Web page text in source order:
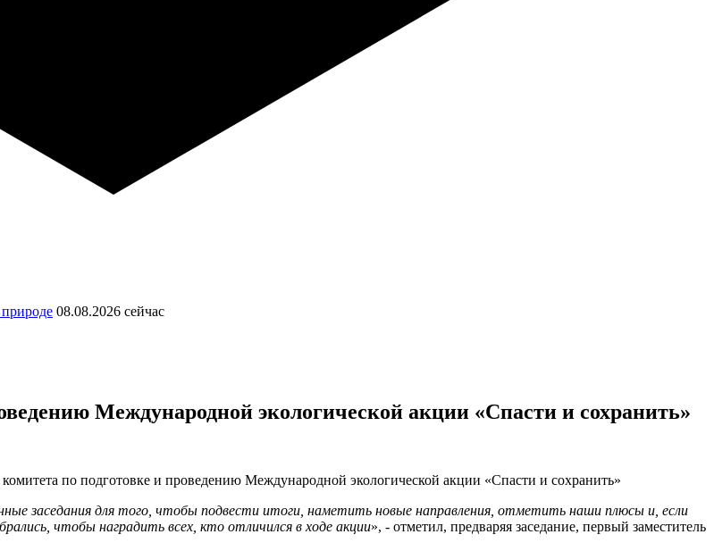
08.08.2026 сейчас
Международной экологической акции «Спасти и сохранить»
по подготовке и проведению Международной экологической акции «Спасти и сохранить»
заседания для того, чтобы подвести итоги, наметить новые направления, отметить наши плюсы и, если
чтобы наградить всех, кто отличился в ходе акции», - отметил, предваряя заседание, первый заместитель